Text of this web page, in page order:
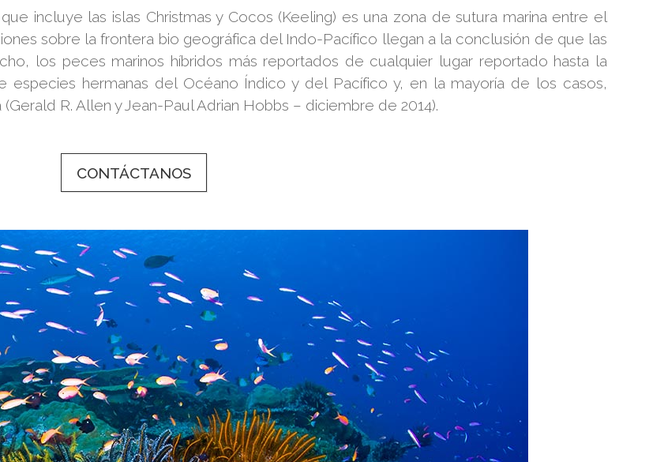
incluye las islas Christmas y Cocos (Keeling) es una zona de sutura marina entre el
sobre la frontera bio geográfica del Indo-Pacífico llegan a la conclusión de que las
los peces marinos híbridos más reportados de cualquier lugar reportado hasta la
especies hermanas del Océano Índico y del Pacífico y, en la mayoría de los casos,
R. Allen y Jean-Paul Adrian Hobbs – diciembre de 2014).
CONTÁCTANOS